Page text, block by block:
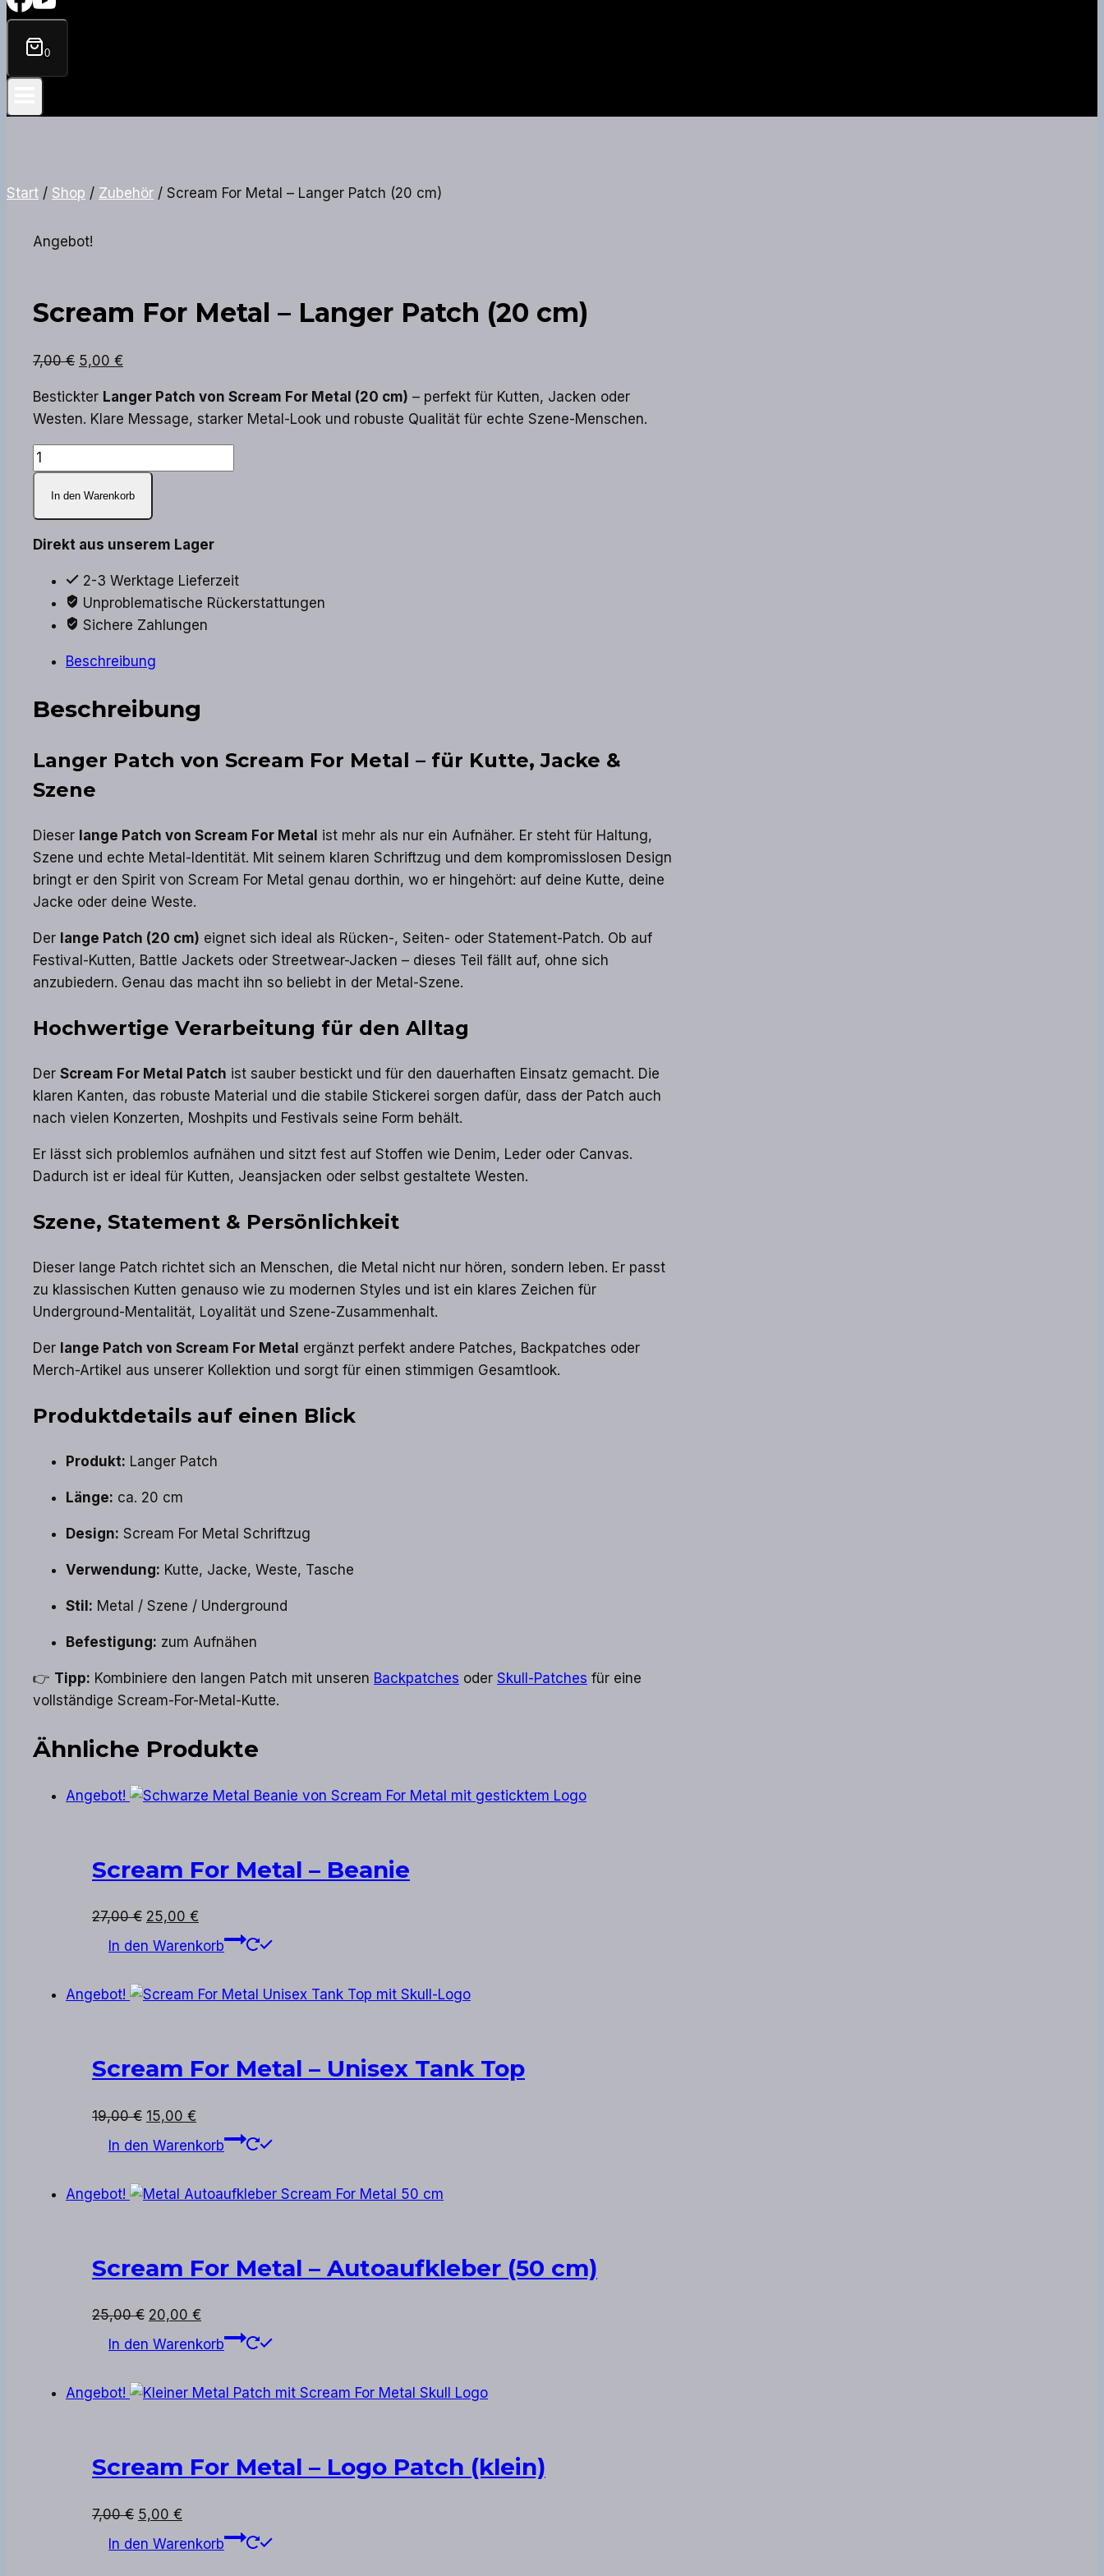
0
Start / Shop / Zubehör / Scream For Metal – Langer Patch (20 cm)
Angebot!
Scream For Metal – Langer Patch (20 cm)
7,00€ Ursprünglicher
war:
7,00 €
5,00 €Aktueller
ist:
5,00 €.
Bestickter Langer Patch von Scream For Metal (20 cm) – perfekt für Kutten, Jacken oder
Westen. Klare Message, starker Metal-Look und robuste Qualität für echte Szene-Menschen.
Scream
For
Metal
–
Langer
(20
cm)
Menge
In den Warenkorb
Direkt aus unserem Lager
2-3 Werktage Lieferzeit
Unproblematische Rückerstattungen
Sichere Zahlungen
Beschreibung
Beschreibung
Langer Patch von Scream For Metal – für Kutte, Jacke &
Szene
Dieser lange Patch von Scream For Metal ist mehr als nur ein Aufnäher. Er steht für Haltung,
Szene und echte Metal-Identität. Mit seinem klaren Schriftzug und dem kompromisslosen Design
bringt er den Spirit von Scream For Metal genau dorthin, wo er hingehört: auf deine Kutte, deine
Jacke oder deine Weste.
Der lange Patch (20 cm) eignet sich ideal als Rücken-, Seiten- oder Statement-Patch. Ob auf
Festival-Kutten, Battle Jackets oder Streetwear-Jacken – dieses Teil fällt auf, ohne sich
anzubiedern. Genau das macht ihn so beliebt in der Metal-Szene.
Hochwertige Verarbeitung für den Alltag
Der Scream For Metal Patch ist sauber bestickt und für den dauerhaften Einsatz gemacht. Die
klaren Kanten, das robuste Material und die stabile Stickerei sorgen dafür, dass der Patch auch
nach vielen Konzerten, Moshpits und Festivals seine Form behält.
Er lässt sich problemlos aufnähen und sitzt fest auf Stoffen wie Denim, Leder oder Canvas.
Dadurch ist er ideal für Kutten, Jeansjacken oder selbst gestaltete Westen.
Szene, Statement & Persönlichkeit
Dieser lange Patch richtet sich an Menschen, die Metal nicht nur hören, sondern leben. Er passt
zu klassischen Kutten genauso wie zu modernen Styles und ist ein klares Zeichen für
Underground-Mentalität, Loyalität und Szene-Zusammenhalt.
Der lange Patch von Scream For Metal ergänzt perfekt andere Patches, Backpatches oder
Merch-Artikel aus unserer Kollektion und sorgt für einen stimmigen Gesamtlook.
Produktdetails auf einen Blick
Produkt: Langer Patch
Länge: ca. 20 cm
Design: Scream For Metal Schriftzug
Verwendung: Kutte, Jacke, Weste, Tasche
Stil: Metal / Szene / Underground
Befestigung: zum Aufnähen
👉 Tipp: Kombiniere den langen Patch mit unseren Backpatches oder Skull-Patches für eine
vollständige Scream-For-Metal-Kutte.
Ähnliche Produkte
Angebot!
Scream For Metal – Beanie
27,00€ Ursprünglicher
Preis
25,00 €Aktueller
Preis
In den Warenkorb
Angebot!
Scream For Metal – Unisex Tank Top
19,00€ Ursprünglicher
Preis
15,00 €Aktueller
Preis
In den Warenkorb
Angebot!
Scream For Metal – Autoaufkleber (50 cm)
25,00€ Ursprünglicher
Preis
20,00 €Aktueller
Preis
In den Warenkorb
Angebot!
Scream For Metal – Logo Patch (klein)
7,00€ Ursprünglicher
Preis
5,00 €Aktueller
Preis
In den Warenkorb